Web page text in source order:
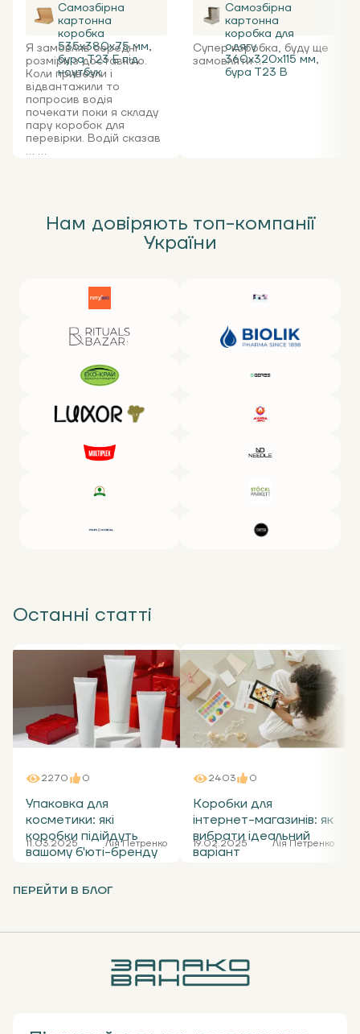
Самозбірна
картонна
коробка
535x380x75 мм,
бура Т23 Е під
ноутбук
Я замовляв середні
розміри з доставкою.
Коли привезли і
відвантажили то
попросив водія
почекати поки я складу
пару коробок для
перевірки. Водій сказав
... ...
Самозбірна
картонна
коробка для
одягу
360х320х115 мм,
бура Т23 В
Супер коробка, буду ще
замовляти ...
Нам довіряють топ-компанії
України
Останні статті
2270 0
Упаковка для
косметики: які
коробки підійдуть
вашому б'юті-бренду
11.03.2025 Лія Петренко
2403 0
Коробки для
інтернет-магазинів: як
вибрати ідеальний
варіант
19.02.2025 Лія Петренко
ПЕРЕЙТИ В БЛОГ